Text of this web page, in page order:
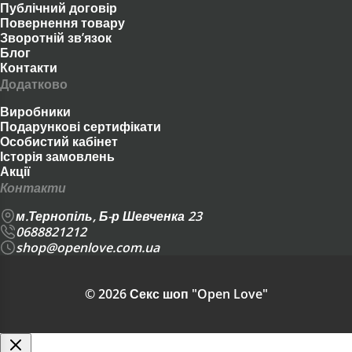
посилання:
ДОГЛЯД ЗА ТІЛОМ
СЕКС АПТЕЧКА > КОСМЕТИКА І
ПРЕПАРАТИ > ДОГЛЯД ЗА ТІЛОМ
Якщо ви не впевнені з вибором, почніть із
зверніться до наших консультантів — ми
доставку по всій Україні.
Публічний договір
Повернення товару
Зворотній зв’язок
Блог
Контакти
Додатково
Виробники
Подарункові сертифікати
Особистий кабінет
Історія замовлень
Акції
Контакти
м.Тернопіль, Б-р Шевченка 23
0688821212
shop@openlove.com.ua
© 2026 Секс шоп "Open Love"